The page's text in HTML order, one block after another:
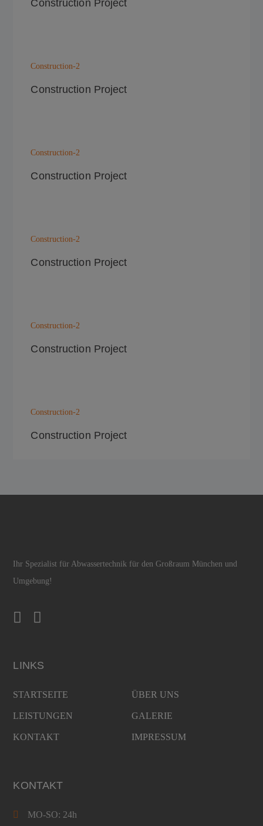
Construction Project
Construction-2
Construction Project
Construction-2
Construction Project
Construction-2
Construction Project
Construction-2
Construction Project
Construction-2
Construction Project
Ihr Spezialist für Abwassertechnik für den Großraum München und
Umgebung!
LINKS
STARTSEITE ÜBER UNS
LEISTUNGEN GALERIE
KONTAKT IMPRESSUM
KONTAKT
MO-SO: 24h